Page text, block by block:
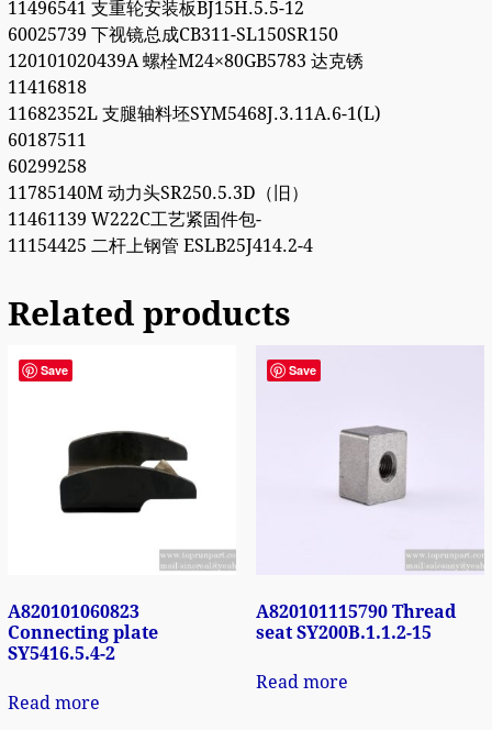
11496541 支重轮安装板BJ15H.5.5-12
60025739 下视镜总成CB311-SL150SR150
120101020439A 螺栓M24×80GB5783 达克锈
11416818
11682352L 支腿轴料坯SYM5468J.3.11A.6-1(L)
60187511
60299258
11785140M 动力头SR250.5.3D（旧）
11461139 W222C工艺紧固件包-
11154425 二杆上钢管 ESLB25J414.2-4
Related products
Save
A820101060823
Connecting plate
SY5416.5.4-2
Read more
Save
A820101115790 Thread
seat SY200B.1.1.2-15
Read more